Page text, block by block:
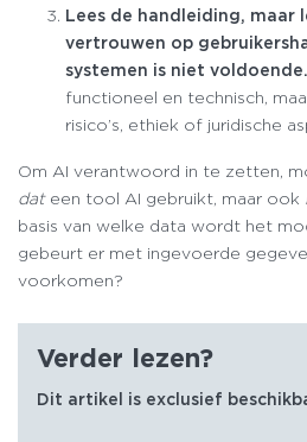
Lees de handleiding, maar
vertrouwen op
systemen is niet voldoende.
functioneel en technisch,
risico’s, ethiek of juridische
Om AI verantwoord in te zetten,
dat een tool AI gebruikt, maar ook
basis van welke data wordt het
gebeurt er met ingevoerde
voorkomen?
Verder lezen?
Dit artikel is exclusief